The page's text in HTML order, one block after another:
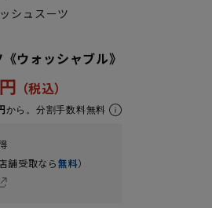
シュスーツ
ウォッシャブル》
から。分割手数料無料
舗受取なら無料）